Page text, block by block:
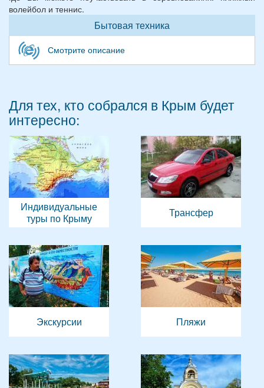
волейбол и теннис.
Бытовая техника
Смотрите описание
Для тех, кто собрался в Крым будет
интересно:
Индивидуальные
туры по Крыму
Трансфер
Экскурсии Пляжи